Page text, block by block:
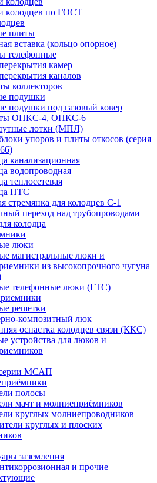
колодцев по ГОСТ
плиты
вставка (кольцо опорное)
телефонные
камер
каналов
коллекторов
подушки
подушки под газовый ковер
ОПКС-4, ОПКС-6
лотки (МПЛ)
упоров и плиты откосов (серия
канализационная
водопроводная
теплосетевая
НТС
стремянка для колодцев С-1
переход над трубопроводами
колодца
люки
магистральные люки и
из высокопрочного чугуна
телефонные люки (ГТС)
решетки
композитный люк
оснастка колодцев связи (ККС)
устройства для люков и
МСАП
полосы
мачт и молниеприёмников
круглых молниепроводников
круглых и плоских
заземления
и прочие